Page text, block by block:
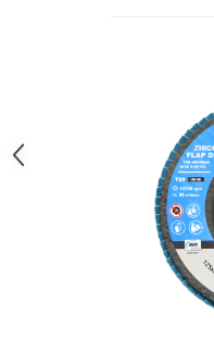
MotoCoase & Masina de
Casa Gradina Bricolaj